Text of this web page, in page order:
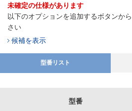
未確定の仕様があります
以下のオプションを追加するボタンか
さい
候補を表示
型番リスト
型番